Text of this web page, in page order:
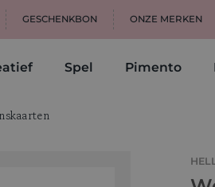
GESCHENKBON ONZE MERKEN
Spel Pimento